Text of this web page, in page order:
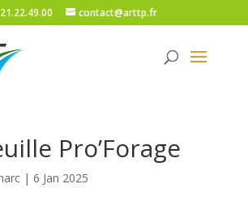
contact@arttp.fr
Pro’Forage
| 6 Jan 2025